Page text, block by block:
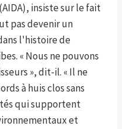
insiste sur le fait
pas devenir un
l'histoire de
« Nous ne pouvons
», dit-il. « Il ne
à huis clos sans
qui supportent
et